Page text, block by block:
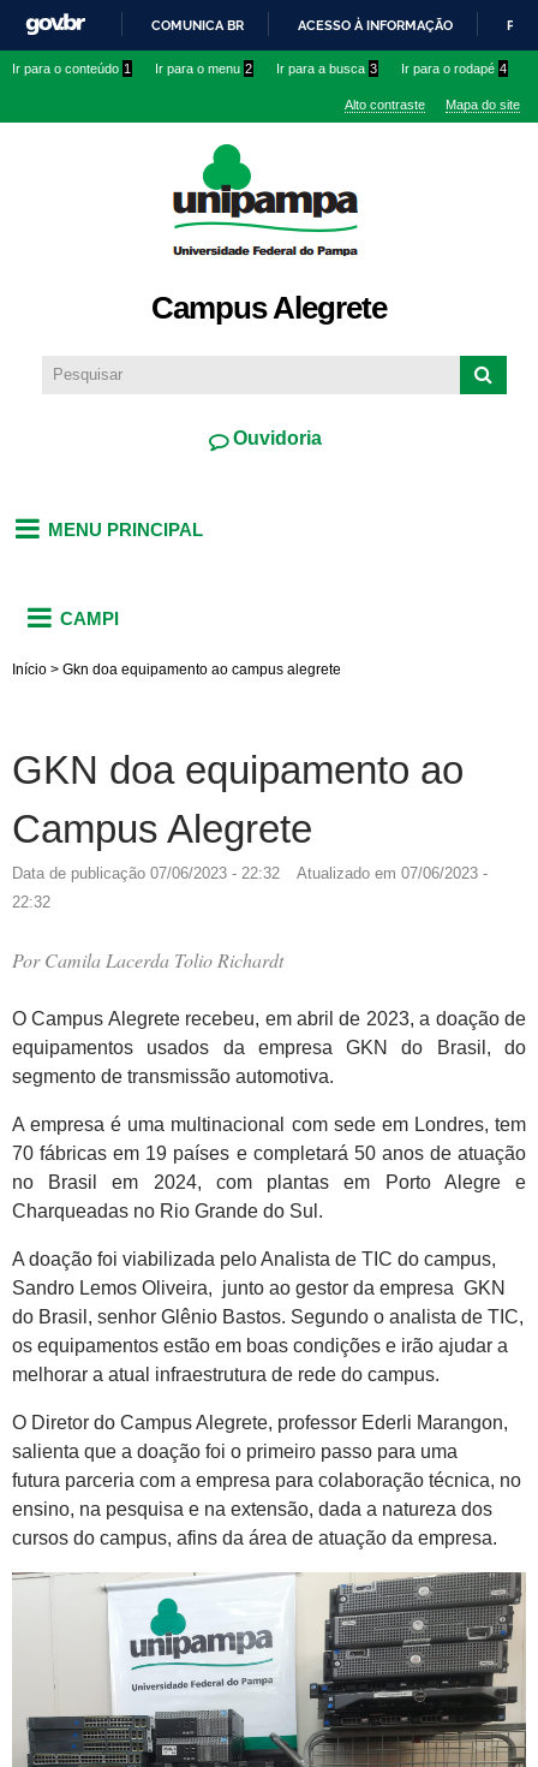
conteúdo
IR
O
COMUNICA BR ACESSO À INFORMAÇÃO
Ir para o conteúdo 1 Ir para o menu 2 Ir para a busca 3 Ir para o rodapé 4
Alto contraste Mapa do site
Campus Alegrete
Ouvidoria
MENU PRINCIPAL
CAMPI
Início > Gkn doa equipamento ao campus alegrete
GKN doa equipamento ao
Campus Alegrete
Data de publicação 07/06/2023 - 22:32 Atualizado em 07/06/2023 -
22:32
Por Camila Lacerda Tolio Richardt
O Campus Alegrete recebeu, em abril de 2023, a doação de
equipamentos usados da empresa GKN do Brasil, do
segmento de transmissão automotiva.
A empresa é uma multinacional com sede em Londres, tem
70 fábricas em 19 países e completará 50 anos de atuação
no Brasil em 2024, com plantas em Porto Alegre e
Charqueadas no Rio Grande do Sul.
A doação foi viabilizada pelo Analista de TIC do campus,
Sandro Lemos Oliveira, junto ao gestor da empresa GKN
do Brasil, senhor Glênio Bastos. Segundo o analista de TIC,
os equipamentos estão em boas condições e irão ajudar a
melhorar a atual infraestrutura de rede do campus.
O Diretor do Campus Alegrete, professor Ederli Marangon,
salienta que a doação foi o primeiro passo para uma
futura parceria com a empresa para colaboração técnica, no
ensino, na pesquisa e na extensão, dada a natureza dos
cursos do campus, afins da área de atuação da empresa.